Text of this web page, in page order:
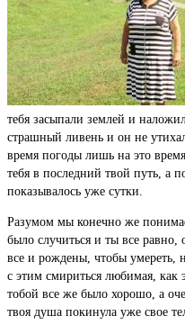
тебя засыпали землей и
страшный ливень и он не
время погоды лишь на это
тебя в последний твой путь, а
показывалось уже сутки.
Разумом мы конечно же
было случиться и ты все равно,
все и рождены, чтобы умереть,
с этим смириться любимая, как
тобой все же было хорошо, а
твоя душа покинула уже свое